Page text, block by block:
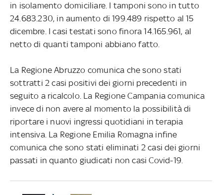
in isolamento domiciliare. I tamponi sono in tutto
24.683.230, in aumento di 199.489 rispetto al 15
dicembre. I casi testati sono finora 14.165.961, al
netto di quanti tamponi abbiano fatto.
La Regione Abruzzo comunica che sono stati
sottratti 2 casi positivi dei giorni precedenti in
seguito a ricalcolo. La Regione Campania comunica
invece di non avere al momento la possibilità di
riportare i nuovi ingressi quotidiani in terapia
intensiva. La Regione Emilia Romagna infine
comunica che sono stati eliminati 2 casi dei giorni
passati in quanto giudicati non casi Covid-19.